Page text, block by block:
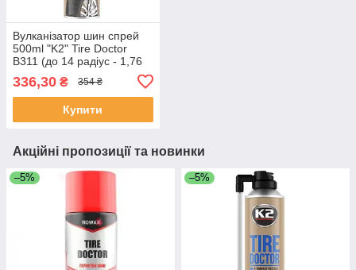
Вулканізатор шин спрей
500ml "K2" Tire Doctor
B311 (до 14 радіус - 1,76
336,30 ₴ 354 ₴
Купити
Акційні пропозиції та новинки
–5% –5%